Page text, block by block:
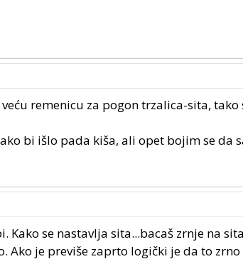
remenicu za pogon trzalica-sita,
bi išlo pada kiša, ali opet bojim se da
Kako se nastavlja sita...bacaš zrnje na
Ako je previše zaprto logički je da to